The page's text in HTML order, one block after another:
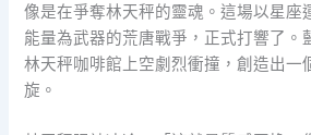
像是在爭奪林天秤的靈魂。這場以星座
能量為武器的荒唐戰爭，正式打響了。
林天秤咖啡館上空劇烈衝撞，創造出一
旋。